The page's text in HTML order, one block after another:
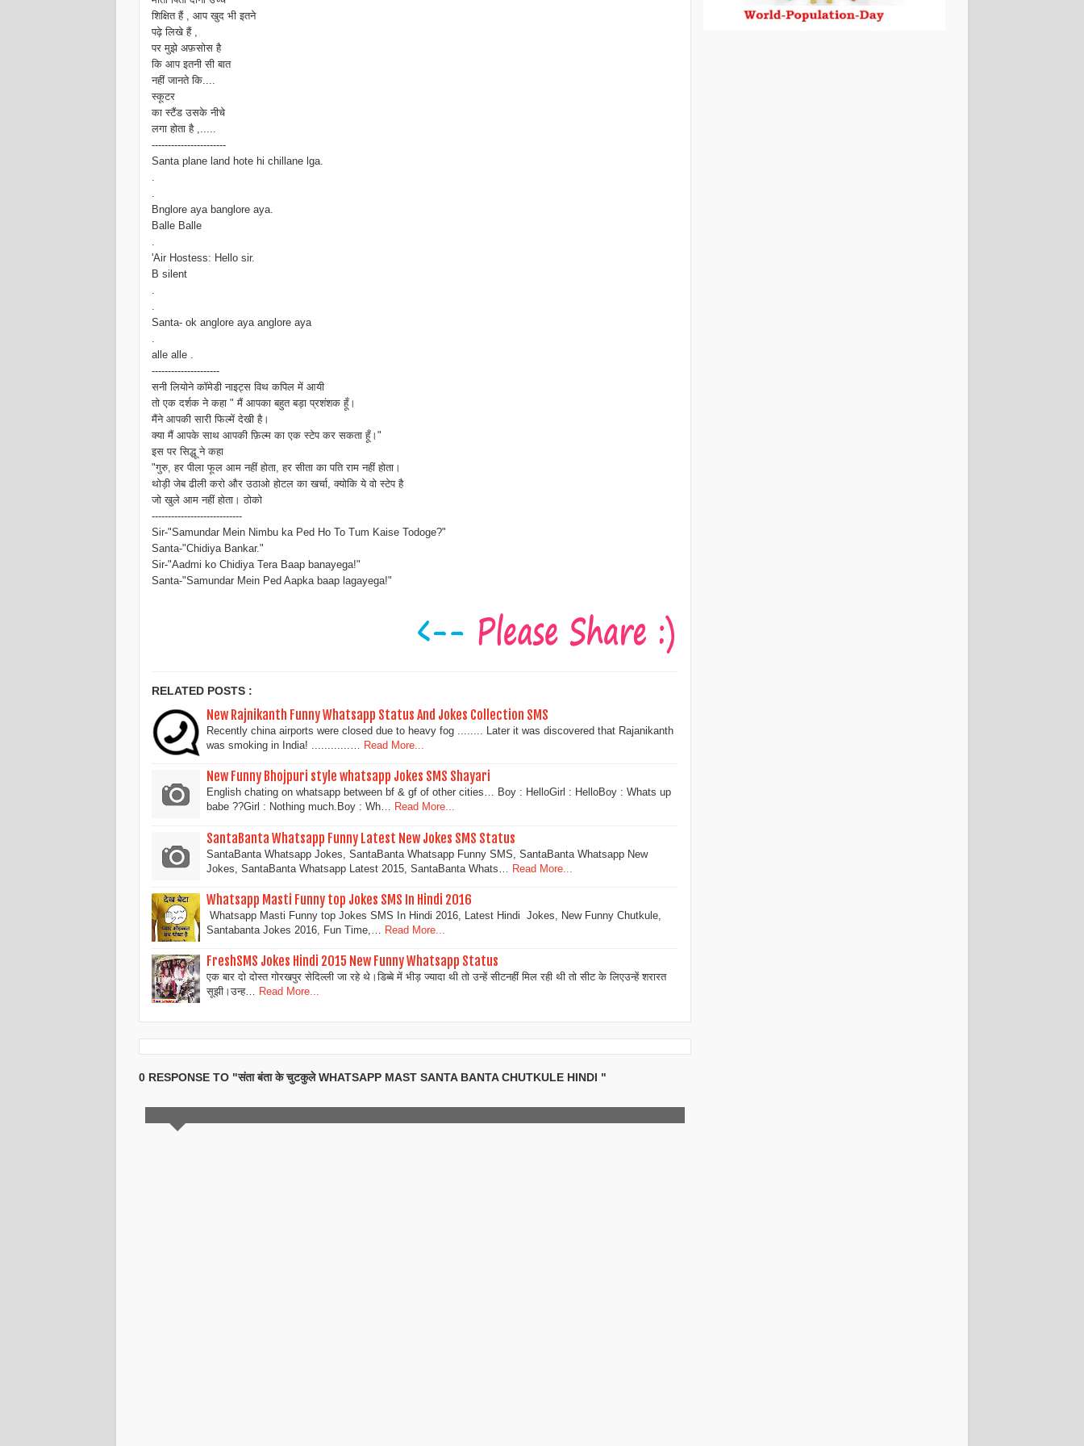
शिक्षित हैं , आप खुद भी इतने
पढ़े लिखे हैं ,
पर मुझे अफ़सोस है
कि आप इतनी सी बात
नहीं जानते कि....
स्कूटर
का स्टैंड उसके नीचे
लगा होता है ,.....
-----------------------
Santa plane land hote hi chillane lga.
.
.
Bnglore aya banglore aya.
Balle Balle
.
'Air Hostess: Hello sir.
B silent
.
.
Santa- ok anglore aya anglore aya
.
alle alle .
---------------------
सनी लियोने कॉमेडी नाइट्स विथ कपिल में आयी
तो एक दर्शक ने कहा " मैं आपका बहुत बड़ा प्रशंशक हूँ।
मैंने आपकी सारी फिल्में देखी है।
क्या मैं आपके साथ आपकी फ़िल्म का एक स्टेप कर सकता हूँ।"
इस पर सिद्धू ने कहा
"गुरु, हर पीला फूल आम नहीं होता, हर सीता का पति राम नहीं होता।
थोड़ी जेब ढीली करो और उठाओ होटल का खर्चा, क्योकि ये वो स्टेप है
जो खुले आम नहीं होता। ठोको
----------------------------
Sir-"Samundar Mein Nimbu ka Ped Ho To Tum Kaise Todoge?"
Santa-"Chidiya Bankar."
Sir-"Aadmi ko Chidiya Tera Baap banayega!"
Santa-"Samundar Mein Ped Aapka baap lagayega!"
RELATED POSTS :
New Rajnikanth Funny Whatsapp Status And Jokes Collection SMS
Recently china airports were closed due to heavy fog ........ Later it was discovered that Rajanikanth
was smoking in India! ............… Read More...
New Funny Bhojpuri style whatsapp Jokes SMS Shayari
English chating on whatsapp between bf & gf of other cities… Boy : HelloGirl : HelloBoy : Whats up
babe ??Girl : Nothing much.Boy : Wh… Read More...
SantaBanta Whatsapp Funny Latest New Jokes SMS Status
SantaBanta Whatsapp Jokes, SantaBanta Whatsapp Funny SMS, SantaBanta Whatsapp New
Jokes, SantaBanta Whatsapp Latest 2015, SantaBanta Whats…
Read More...
Whatsapp Masti Funny top Jokes SMS In Hindi 2016
Whatsapp Masti Funny top Jokes SMS In Hindi 2016, Latest Hindi Jokes, New Funny Chutkule,
Santabanta Jokes 2016, Fun Time,…
Read More...
FreshSMS Jokes Hindi 2015 New Funny Whatsapp Status
एक बार दो दोस्त गोरखपुर सेदिल्ली जा रहे थे।डिब्बे में भीड़ ज्यादा थी तो उन्हें सीटनहीं मिल रही थी तो सीट के लिएउन्हें शरारत
सूझी।उन्ह… Read More...
0 RESPONSE TO "संता बंता के चुटकुले WHATSAPP MAST SANTA BANTA CHUTKULE HINDI "